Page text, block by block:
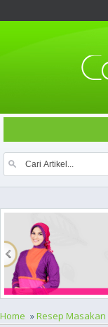
Home »Resep Masakan